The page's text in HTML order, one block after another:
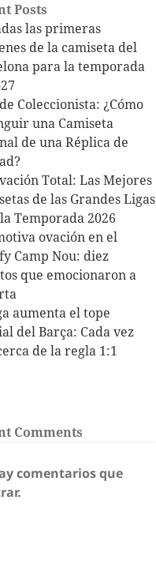
Posts
las primeras
de la camiseta del
para la temporada
Coleccionista: ¿Cómo
una Camiseta
de una Réplica de
Total: Las Mejores
de las Grandes Ligas
Temporada 2026
ovación en el
Camp Nou: diez
que emocionaron a
aumenta el tope
del Barça: Cada vez
de la regla 1:1
Comments
comentarios que